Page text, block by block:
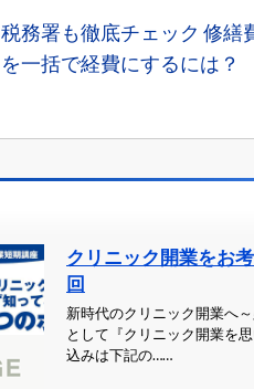
税務署も徹底チェック 修繕
を一括で経費にするには？
クリニック開業をお
回
新時代のクリニック開業へ
として『クリニック開業を
込みは下記の……